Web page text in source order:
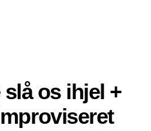
os ihjel +